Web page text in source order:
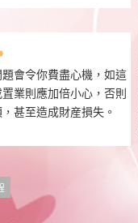
會令你費盡心機，如這
業則應加倍小心，否則
甚至造成財産損失。